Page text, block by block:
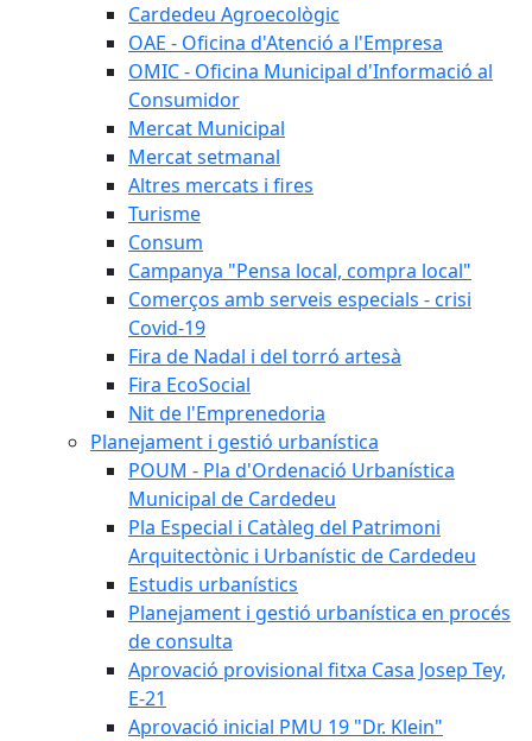
Cardedeu Agroecològic
OAE - Oficina d'Atenció a l'Empresa
OMIC - Oficina Municipal d'Informació al
Consumidor
Mercat Municipal
Mercat setmanal
Altres mercats i fires
Turisme
Consum
Campanya "Pensa local, compra local"
Comerços amb serveis especials - crisi
Covid-19
Fira de Nadal i del torró artesà
Fira EcoSocial
Nit de l'Emprenedoria
Planejament i gestió urbanística
POUM - Pla d'Ordenació Urbanística
Municipal de Cardedeu
Pla Especial i Catàleg del Patrimoni
Arquitectònic i Urbanístic de Cardedeu
Estudis urbanístics
Planejament i gestió urbanística en procés
de consulta
Aprovació provisional fitxa Casa Josep Tey,
E-21
Aprovació inicial PMU 19 "Dr. Klein"